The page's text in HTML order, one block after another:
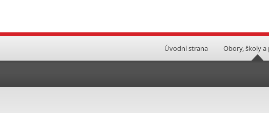
Úvodní strana Obory, školy a